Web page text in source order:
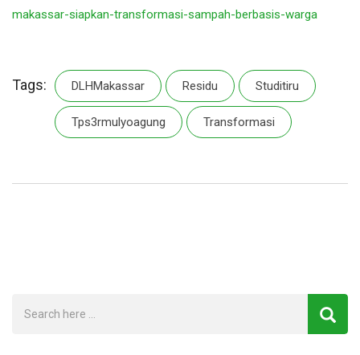
makassar-siapkan-transformasi-sampah-berbasis-warga
Tags: DLHMakassar Residu Studitiru
Tps3rmulyoagung Transformasi